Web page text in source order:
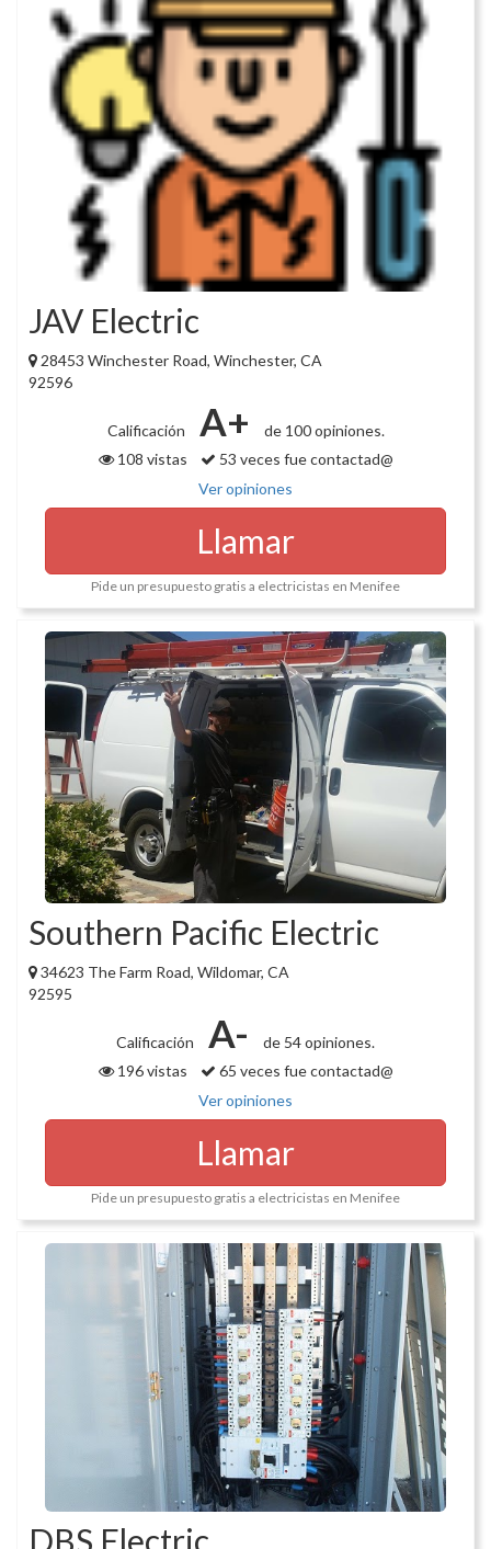
JAV Electric
28453 Winchester Road, Winchester, CA
92596
Calificación A+
de 100 opiniones.
108 vistas
53 veces fue contactad@
Ver opiniones
Llamar
Pide un presupuesto gratis a electricistas en Menifee
Southern Pacific Electric
34623 The Farm Road, Wildomar, CA
92595
Calificación A-
de 54 opiniones.
196 vistas
65 veces fue contactad@
Ver opiniones
Llamar
Pide un presupuesto gratis a electricistas en Menifee
DBS Electric